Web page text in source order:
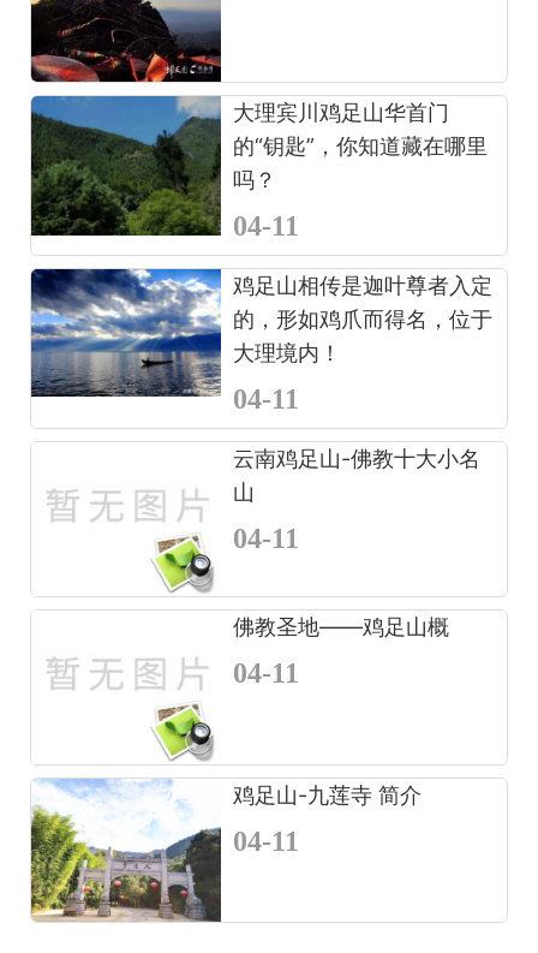
大理宾川鸡足山华首门
的“钥匙”，你知道藏在哪里
吗？
04-11
鸡足山相传是迦叶尊者入定
的，形如鸡爪而得名，位于
大理境内！
04-11
云南鸡足山-佛教十大小名
山
04-11
佛教圣地——鸡足山概
04-11
鸡足山-九莲寺 简介
04-11